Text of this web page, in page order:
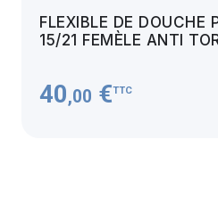
FLEXIBLE DE DOUCHE
15/21 FEMÈLE ANTI
40,00 €TTC